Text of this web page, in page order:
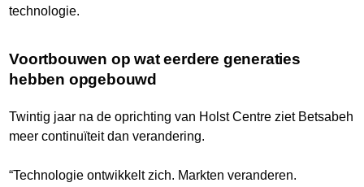
technologie.
Voortbouwen op wat eerdere generaties
hebben opgebouwd
Twintig jaar na de oprichting van Holst Centre ziet Betsabeh
meer continuïteit dan verandering.
“Technologie ontwikkelt zich. Markten veranderen.